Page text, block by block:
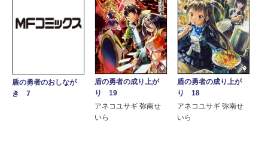
盾の勇者のおしなが
き 7
盾の勇者の成り上が
り 19
アネコユサギ 弥南せ
いら
盾の勇者の成り上が
り 18
アネコユサギ 弥南せ
いら